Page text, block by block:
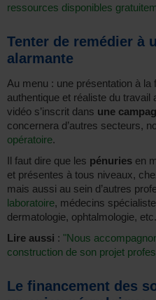
ressources disponibles
Tenter de remédier à
alarmante
Au menu : une présentation à
authentique et réaliste du
vidéo s’inscrit dans une
concernera d’autres secteurs,
opératoire.
Il faut dire que les pénuries en
et présentes à tous niveaux,
mais aussi au sein d’autres
laboratoire, médecins
dermatologie, ophtalmologie, etc.
Lire aussi : "Nous
construction de son projet
Le financement des